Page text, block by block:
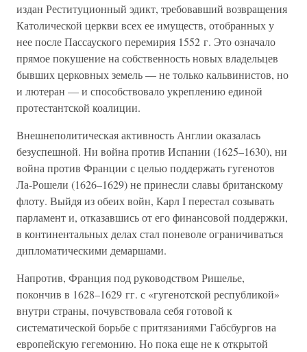
издан Реституционный эдикт, требовавший возвращения
Католической церкви всех ее имуществ, отобранных у
нее после Пассауского перемирия 1552 г. Это означало
прямое покушение на собственность новых владельцев
бывших церковных земель — не только кальвинистов, но
и лютеран — и способствовало укреплению единой
протестантской коалиции.
Внешнеполитическая активность Англии оказалась
безуспешной. Ни война против Испании (1625–1630), ни
война против Франции с целью поддержать гугенотов
Ла-Рошели (1626–1629) не принесли славы британскому
флоту. Выйдя из обеих войн, Карл I перестал созывать
парламент и, отказавшись от его финансовой поддержки,
в континентальных делах стал поневоле ограничиваться
дипломатическими демаршами.
Напротив, Франция под руководством Ришелье,
покончив в 1628–1629 гг. с «гугенотской республикой»
внутри страны, почувствовала себя готовой к
систематической борьбе с притязаниями Габсбургов на
европейскую гегемонию. Но пока еще не к открытой